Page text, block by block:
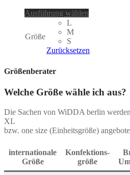
Ausführung wählen
Varianten
auf
Produktseite
werden
Größe
L
M
S
Zurücksetzen
Größenberater
Welche Größe wähle ich aus?
Die Sachen von WiDDA berlin
XL
bzw. one size (Einheitsgröße)
internationale
Größe
Konfektions-
größe